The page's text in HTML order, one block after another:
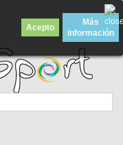
Acepto
Más
información